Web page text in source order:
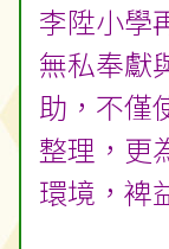
李陞小學
無私奉獻
助，不僅
整理，更
環境，裨